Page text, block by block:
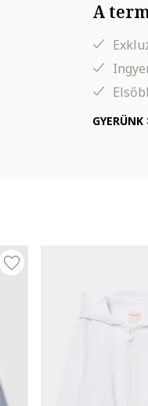
A
GYERÜNK